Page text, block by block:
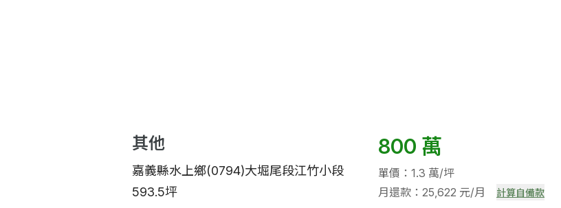
其他
嘉義縣水上鄉(0794)大堀尾段江竹小段
593.5坪
800 萬
單價：1.3 萬/坪
月還款：25,622 元/月
計算自備款